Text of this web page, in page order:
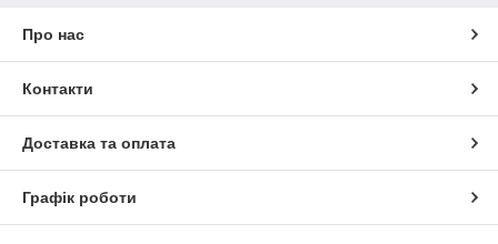
Про нас
Контакти
Доставка та оплата
Графік роботи